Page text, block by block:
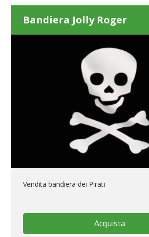
Bandiera Jolly Roger
Vendita bandiera dei Pirati
Acquista